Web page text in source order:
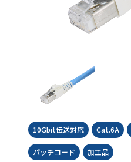
10Gbit伝送対応 Cat.6A
パッチコード 加工品